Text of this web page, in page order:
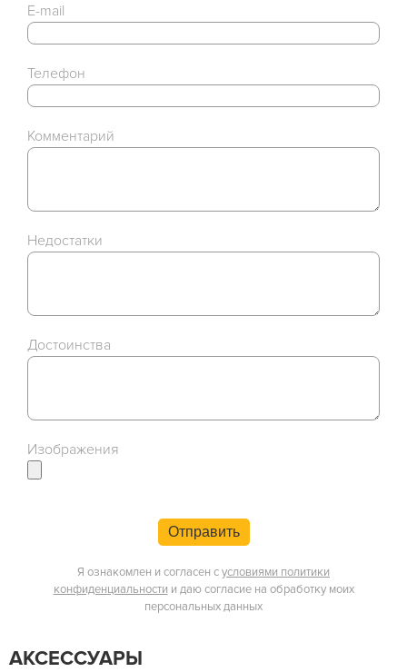
E-mail
Телефон
Комментарий
Недостатки
Достоинства
Изображения
Отправить
Я ознакомлен и согласен сусловиями политики
конфиденциальности и даю согласие на обработку моих
персональных данных
АКСЕССУАРЫ